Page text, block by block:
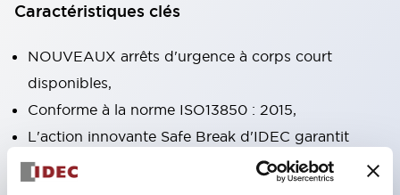
Caractéristiques clés
NOUVEAUX arrêts d'urgence à corps court
disponibles,
Conforme à la norme ISO13850 : 2015,
L'action innovante Safe Break d'IDEC garantit
l'ouverture de tous les contacts NC si le bloc de